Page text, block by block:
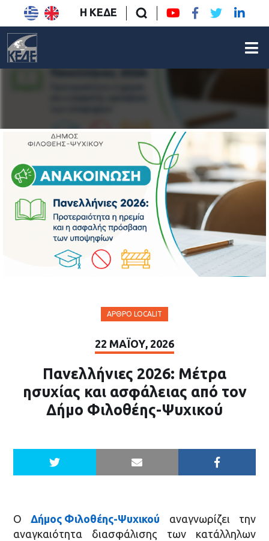
Η ΚΕΔΕ
ΆΡΘΡΟ LOCALIT
22 ΜΑΪ́ΟΥ, 2026
Πανελλήνιες 2026: Μέτρα
ησυχίας και ασφάλειας από τον
Δήμο Φιλοθέης-Ψυχικού
ΟΔήμος Φιλοθέης-Ψυχικού αναγνωρίζει την
αναγκαιότητα διασφάλισης των κατάλληλων